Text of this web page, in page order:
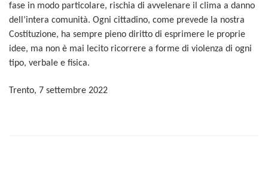
fase in modo particolare, rischia di avvelenare il clima a danno
dell’intera comunità. Ogni cittadino, come prevede la nostra
Costituzione, ha sempre pieno diritto di esprimere le proprie
idee, ma non è mai lecito ricorrere a forme di violenza di ogni
tipo, verbale e fisica.
Trento, 7 settembre 2022